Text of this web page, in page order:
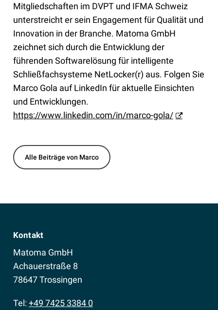
Mitgliedschaften im DVPT und IFMA Schweiz
unterstreicht er sein Engagement für Qualität und
Innovation in der Branche. Matoma GmbH
zeichnet sich durch die Entwicklung der
führenden Softwarelösung für intelligente
Schließfachsysteme NetLocker(r) aus. Folgen Sie
Marco Gola auf LinkedIn für aktuelle Einsichten
und Entwicklungen.
https://www.linkedin.com/in/marco-gola/
Alle Beiträge von Marco
Kontakt
Matoma GmbH
Achauerstraße 8
78647 Trossingen
Tel:+49 7425 3384 0